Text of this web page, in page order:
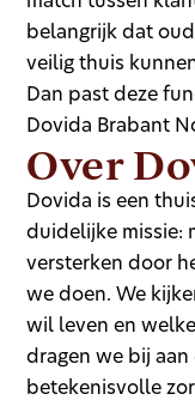
belangrijk dat
veilig thuis
Dan past deze
Dovida Brabant
Over
Dovida is een
duidelijke missie:
versterken door
we doen. We
wil leven en
dragen we bij aan
betekenisvolle